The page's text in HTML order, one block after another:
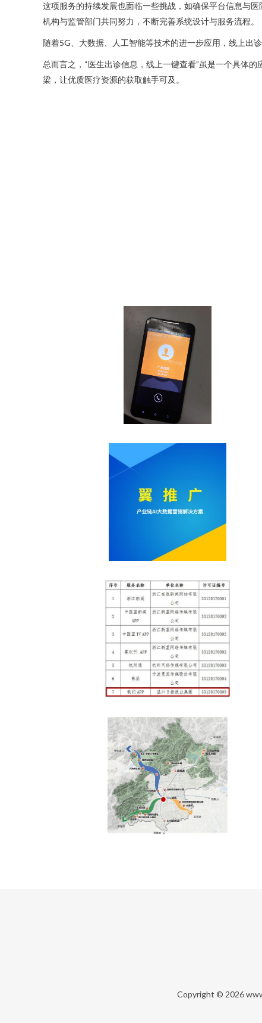
这项服务的持续发展也面临一些挑战，如确保平台信息与
机构与监管部门共同努力，不断完善系统设计与服务流程。
随着5G、大数据、人工智能等技术的进一步应用，线上出
总而言之，“医生出诊信息，线上一键查看”虽是一个具体
梁，让优质医疗资源的获取触手可及。
Copyright © 2026